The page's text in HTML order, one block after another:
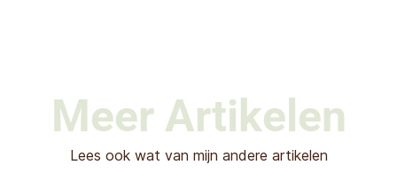
Meer Artikelen
Lees ook wat van mijn andere artikelen